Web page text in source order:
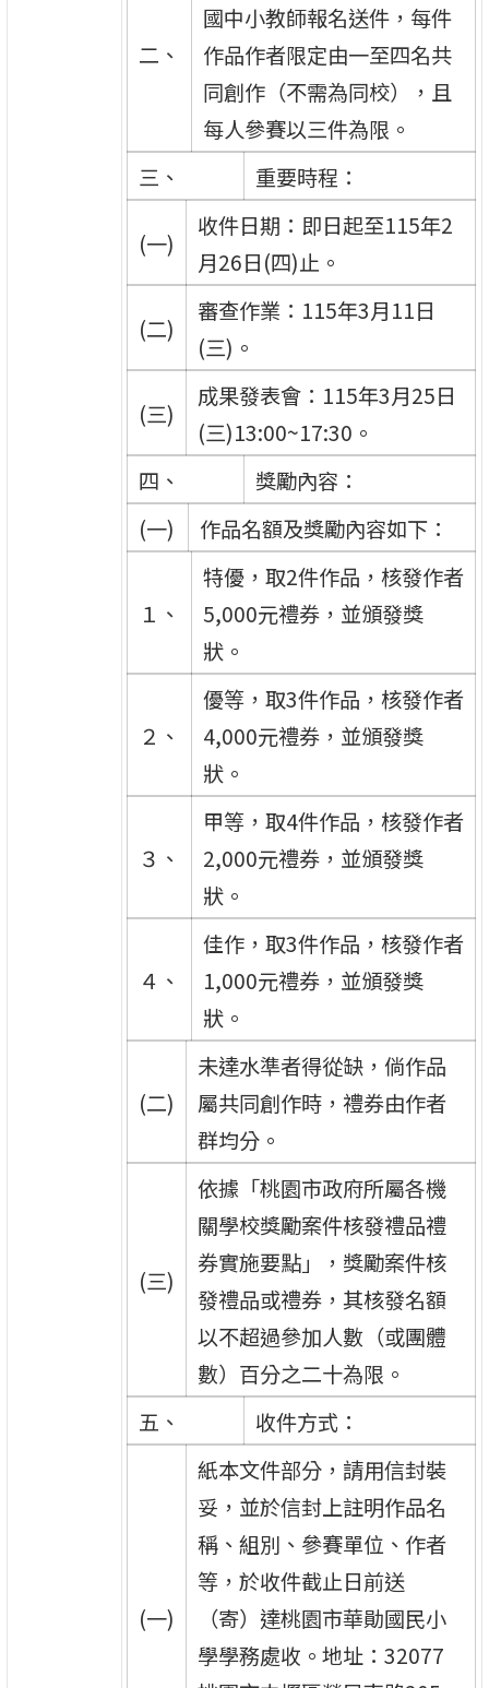
二、
國中小教師報名送件，每件
作品作者限定由一至四名共
同創作（不需為同校），且
每人參賽以三件為限。
三、
重要時程：
(一)
收件日期：即日起至115年2
月26日(四)止。
(二)
審查作業：115年3月11日
(三)。
(三)
成果發表會：115年3月25日
(三)13:00~17:30。
四、
獎勵內容：
(一)
作品名額及獎勵內容如下：
１、
特優，取2件作品，核發作者
5,000元禮券，並頒發獎
狀。
２、
優等，取3件作品，核發作者
4,000元禮券，並頒發獎
狀。
３、
甲等，取4件作品，核發作者
2,000元禮券，並頒發獎
狀。
４、
佳作，取3件作品，核發作者
1,000元禮券，並頒發獎
狀。
(二)
未達水準者得從缺，倘作品
屬共同創作時，禮券由作者
群均分。
(三)
依據「桃園市政府所屬各機
關學校獎勵案件核發禮品禮
券實施要點」，獎勵案件核
發禮品或禮券，其核發名額
以不超過參加人數（或團體
數）百分之二十為限。
五、
收件方式：
(一)
紙本文件部分，請用信封裝
妥，並於信封上註明作品名
稱、組別、參賽單位、作者
等，於收件截止日前送
（寄）達桃園市華勛國民小
學學務處收。地址：32077